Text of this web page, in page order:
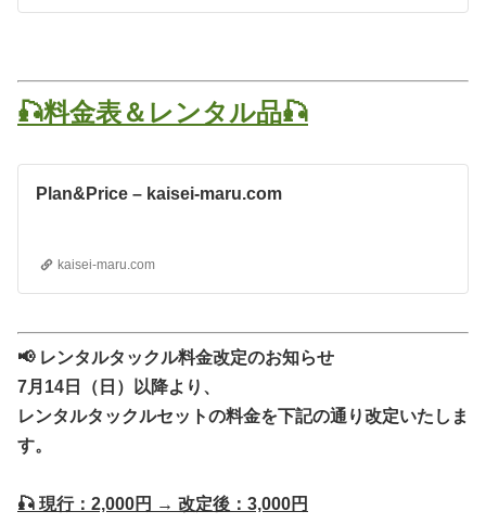
🎣料金表＆レンタル品🎣
Plan&Price – kaisei-maru.com
kaisei-maru.com
📢 レンタルタックル料金改定のお知らせ
7月14日（日）以降より、
レンタルタックルセットの料金を下記の通り改定いたしま
す。
🎣 現行：2,000円 → 改定後：3,000円